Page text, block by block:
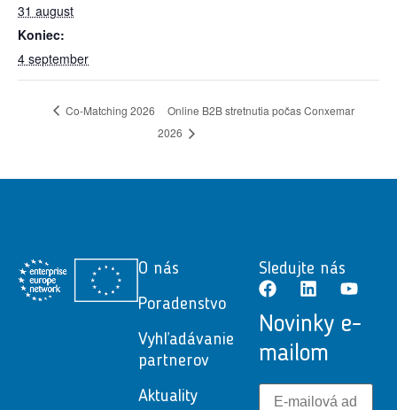
31 august
Koniec:
4 september
Co-Matching 2026
Online B2B stretnutia počas Conxemar
2026
O nás
Poradenstvo
Vyhľadávanie
partnerov
Aktuality
Sledujte nás
Novinky e-
mailom